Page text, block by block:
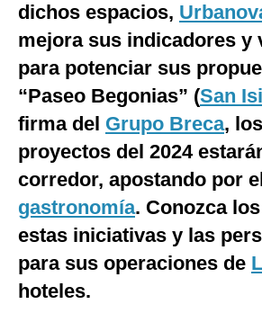
Tecnología
Club del Suscriptor
Mix
G de Gestión
Notas Contratadas
Podcast
Gestión TV
Videos
Fotogalerías
dichos espacios,
mejora sus indicadores y
para potenciar sus
“Paseo Begonias” (San
firma del Grupo Breca,
proyectos del 2024
corredor, apostando por
gastronomía. Conozca
estas iniciativas y las
para sus operaciones de
hoteles.